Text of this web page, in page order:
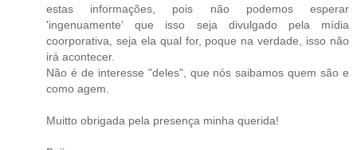
estas informações, pois não podemos esperar
'ingenuamente' que isso seja divulgado pela mídia
coorporativa, seja ela qual for, poque na verdade, isso não
irá acontecer.
Não é de interesse "deles", que nós saibamos quem são e
como agem.
Muitto obrigada pela presença minha querida!